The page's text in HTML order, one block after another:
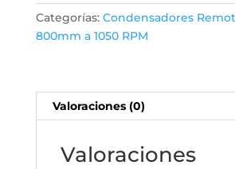
Categorías: Condensadores
800mm a 1050 RPM
Valoraciones (0)
Valoraciones